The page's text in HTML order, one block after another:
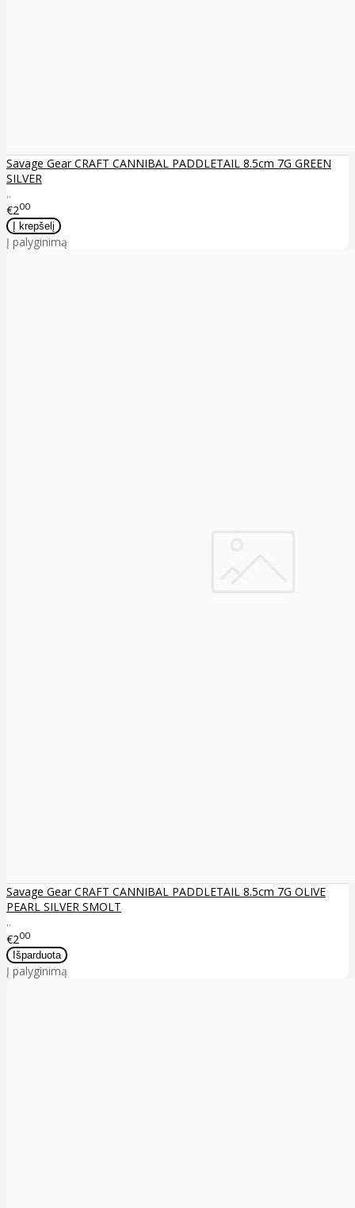
Savage Gear CRAFT CANNIBAL PADDLETAIL 8.5cm 7G GREEN
SILVER
..
€200
Į palyginimą
Savage Gear CRAFT CANNIBAL PADDLETAIL 8.5cm 7G OLIVE
PEARL SILVER SMOLT
..
€200
Į palyginimą